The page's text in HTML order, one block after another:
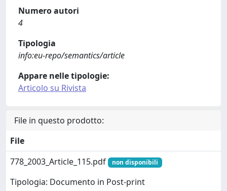
Numero autori
4
Tipologia
info:eu-repo/semantics/article
Appare nelle tipologie:
Articolo su Rivista
File in questo prodotto:
File
778_2003_Article_115.pdf
non disponibili
Tipologia: Documento in Post-print